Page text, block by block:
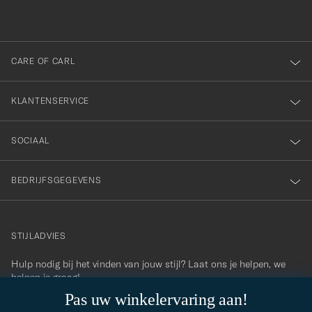
Pas uw winkelervaring aan!
onze
nieuwsbrief!
CARE OF CARL
KLANTENSERVICE
SOCIAAL
BEDRIJFSGEGEVENS
contact@careofcarl.com
STIJLADVIES
Hulp nodig bij het vinden van jouw stijl? Laat ons je helpen, we
helpen je graag!
STIJLADVIES